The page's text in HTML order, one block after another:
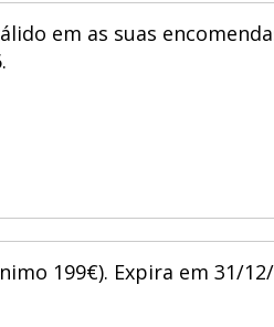
em as suas
199€). Expira em 31/